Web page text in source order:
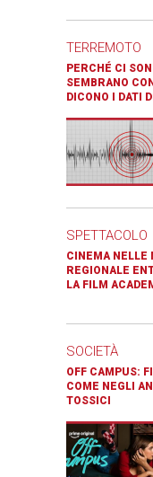
TERREMOTO
PERCHÉ CI
SEMBRANO
DICONO I DATI
SPETTACOLO
CINEMA NELLE
REGIONALE
LA FILM
SOCIETÀ
OFF CAMPUS:
COME NEGLI
TOSSICI